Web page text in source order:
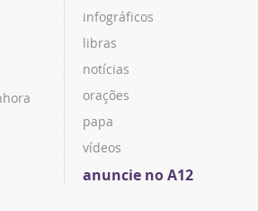
infográficos
libras
notícias
orações
papa
vídeos
anuncie no A12